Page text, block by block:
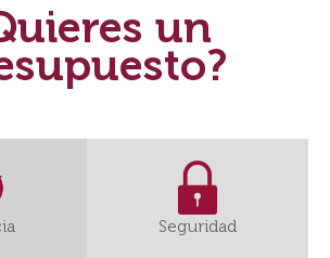
un
Seguridad